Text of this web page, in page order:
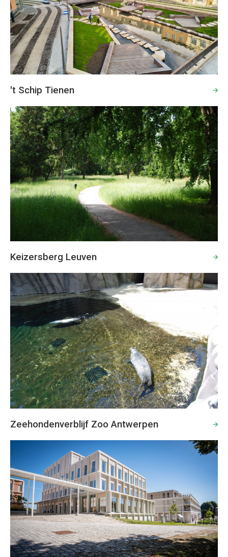
't Schip Tienen
Keizersberg Leuven
Zeehondenverblijf Zoo Antwerpen